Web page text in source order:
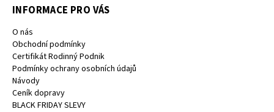
INFORMACE PRO VÁS
O nás
Obchodní podmínky
Certifikát Rodinný Podnik
Podmínky ochrany osobních údajů
Návody
Ceník dopravy
BLACK FRIDAY SLEVY